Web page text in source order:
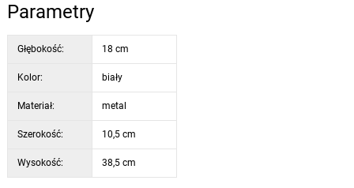
Parametry
Głębokość: 18 cm
Kolor: biały
Materiał: metal
Szerokość: 10,5 cm
Wysokość: 38,5 cm